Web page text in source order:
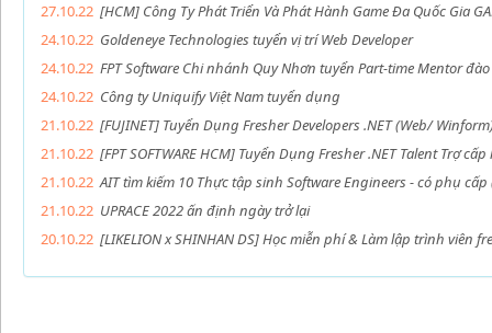
27.10.22 [HCM] Công Ty Phát Triển Và Phát Hành Game Đa Quốc Gia
24.10.22 Goldeneye Technologies tuyển vị trí Web Developer
24.10.22 FPT Software Chi nhánh Quy Nhơn tuyển Part-time Mentor
24.10.22 Công ty Uniquify Việt Nam tuyển dụng
21.10.22 [FUJINET] Tuyển Dụng Fresher Developers .NET (Web/
21.10.22 [FPT SOFTWARE HCM] Tuyển Dụng Fresher .NET Talent Trợ
21.10.22 AIT tìm kiếm 10 Thực tập sinh Software Engineers - có phụ
21.10.22 UPRACE 2022 ấn định ngày trở lại
20.10.22 [LIKELION x SHINHAN DS] Học miễn phí & Làm lập trình viên